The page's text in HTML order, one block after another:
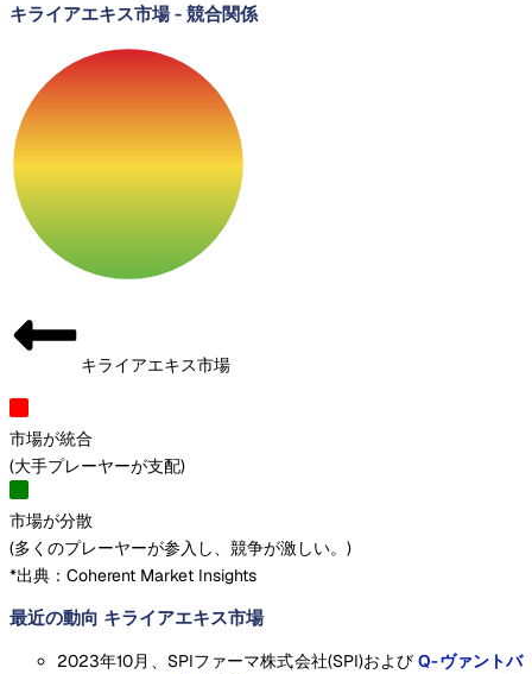
キライアエキス市場- 競合関係
キライアエキス市場
市場が統合
(大手プレーヤーが支配)
市場が分散
(多くのプレーヤーが参入し、競争が激しい。 )
*出典：Coherent Market Insights
最近の動向 キライアエキス市場
2023年10月、SPIファーマ株式会社(SPI)およびQ-ヴァントバ